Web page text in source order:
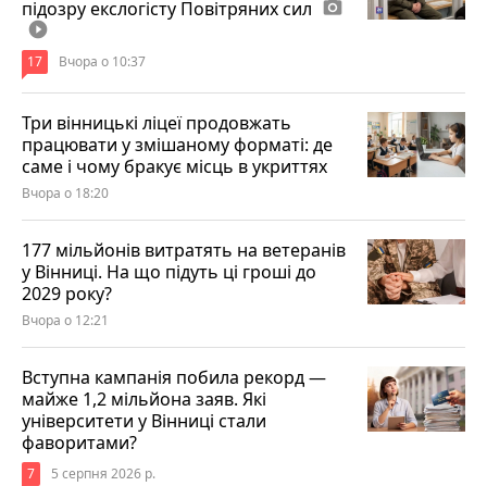
підозру екслогісту Повітряних сил photo_camera
play_circle_filled
17 Вчора о 10:37
Три вінницькі ліцеї продовжать
працювати у змішаному форматі: де
саме і чому бракує місць в укриттях
Вчора о 18:20
177 мільйонів витратять на ветеранів
у Вінниці. На що підуть ці гроші до
2029 року?
Вчора о 12:21
Вступна кампанія побила рекорд —
майже 1,2 мільйона заяв. Які
університети у Вінниці стали
фаворитами?
7 5 серпня 2026 р.